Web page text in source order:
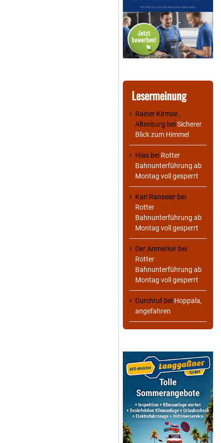
Lesermeinung
Rainer Kirmse ,
Altenburg beiSicherer
Blick zum Himmel
Hias bei Rotter
Bahnunterführung ab
Montag voll gesperrt
Karl Ranseier bei
Rotter
Bahnunterführung ab
Montag voll gesperrt
Der Anmerker bei
Rotter
Bahnunterführung ab
Montag voll gesperrt
Durchruf bei Hoppala,
angefahren